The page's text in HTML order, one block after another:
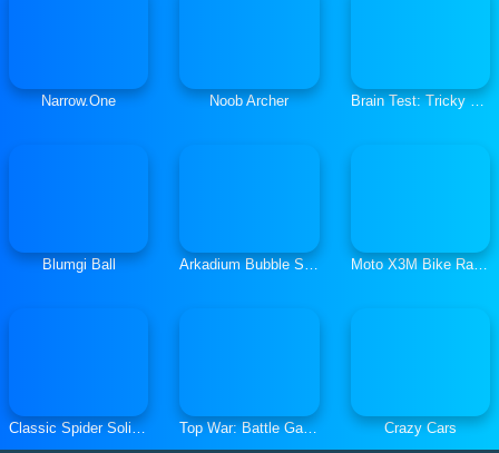
Narrow.One Noob Archer Brain Test: Tricky Puzzles
Blumgi Ball Arkadium Bubble Shooter Moto X3M Bike Race Game
Classic Spider Solitaire Top War: Battle Game Crazy Cars